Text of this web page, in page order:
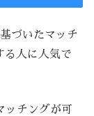
づいたマッチ
る人に人気で
チングが可